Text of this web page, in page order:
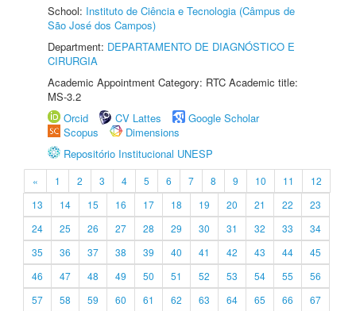
School: Instituto de Ciência e Tecnologia (Câmpus de
São José dos Campos)
Department: DEPARTAMENTO DE DIAGNÓSTICO E
CIRURGIA
Academic Appointment Category: RTC Academic title:
MS-3.2
Orcid
CV Lattes
Google Scholar
Scopus
Dimensions
Repositório Institucional UNESP
« 1 2 3 4 5 6 7 8 9 10 11
12
13
14 15 16 17 18 19 20 21 22
23
24
25 26 27 28 29 30 31 32 33
34
35
36 37 38 39 40 41 42 43 44
45
46
47 48 49 50 51 52 53 54 55
56
57
58 59 60 61 62 63 64 65 66
67